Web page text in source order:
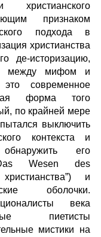
христианского
признаком
подхода в
христианства
де-историзацию,
между мифом и
современное
форма того
по крайней мере
выключить
контекста и
его
Wesen des
и
оболочки.
века
пиетисты
мистики на